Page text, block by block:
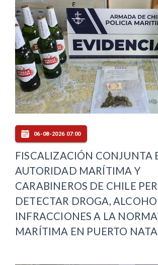
06-08-2026 07:00
FISCALIZACIÓN CONJUNTA
AUTORIDAD MARÍTIMA Y
CARABINEROS DE CHILE
DETECTAR DROGA,
INFRACCIONES A LA
MARÍTIMA EN PUERTO